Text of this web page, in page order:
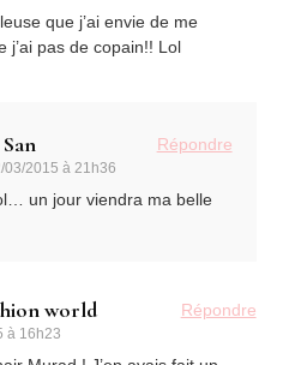
que j’ai envie de me
pas de copain!! Lol
03/2015 à 21h36
Répondre
un jour viendra ma belle
world
à 16h23
Répondre